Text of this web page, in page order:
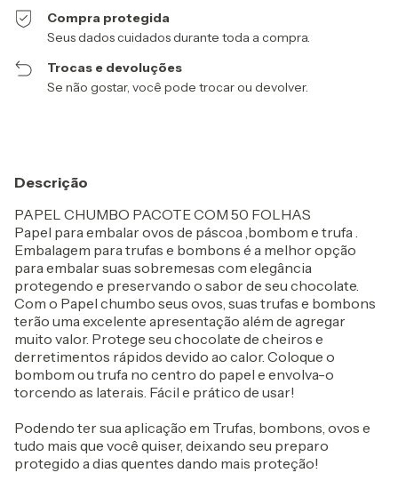
Compra protegida
Seus dados cuidados durante toda a compra.
Trocas e devoluções
Se não gostar, você pode trocar ou devolver.
Descrição
PAPEL CHUMBO PACOTE COM 50 FOLHAS
Papel para embalar ovos de páscoa ,bombom e trufa .
Embalagem para trufas e bombons é a melhor opção
para embalar suas sobremesas com elegância
protegendo e preservando o sabor de seu chocolate.
Com o Papel chumbo seus ovos, suas trufas e bombons
terão uma excelente apresentação além de agregar
muito valor. Protege seu chocolate de cheiros e
derretimentos rápidos devido ao calor. Coloque o
bombom ou trufa no centro do papel e envolva-o
torcendo as laterais. Fácil e prático de usar!
Podendo ter sua aplicação em Trufas, bombons, ovos e
tudo mais que você quiser, deixando seu preparo
protegido a dias quentes dando mais proteção!